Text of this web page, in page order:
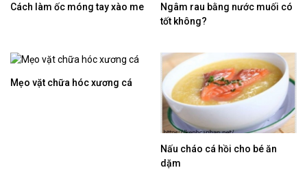
Cách làm ốc móng tay xào me
Ngâm rau bằng nước muối có
tốt không?
Mẹo vặt chữa hóc xương cá
Nấu cháo cá hồi cho bé ăn
dặm